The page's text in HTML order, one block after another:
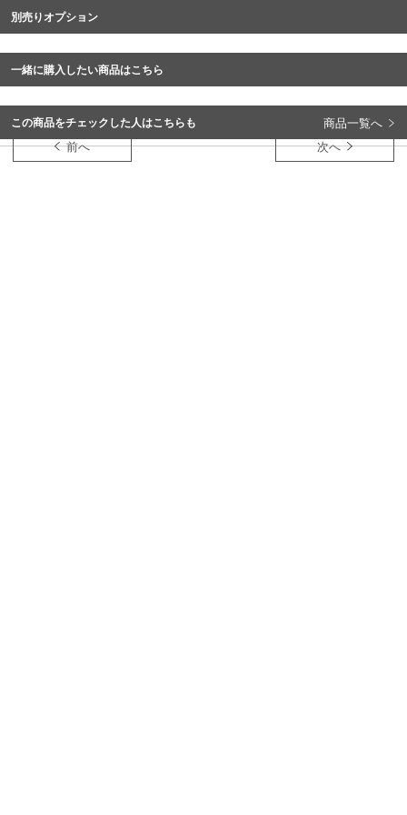
別売りオプション
一緒に購入したい商品はこちら
この商品をチェックした人はこちらも 商品一覧へ